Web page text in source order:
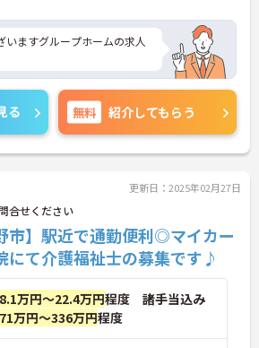
いますグループホームの求人
る 無料 紹介してもらう
更新日：2025年02月27日
合せください
市】駅近で通勤便利◎マイカー
にて介護福祉士の募集です♪
万円～22.4万円程度 諸手当込み
万円～336万円程度